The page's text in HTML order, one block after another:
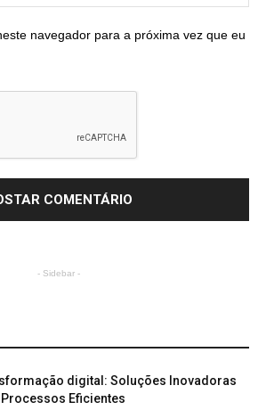
navegador para a próxima vez que eu
- Sidebar -
digital: Soluções Inovadoras
Eficientes